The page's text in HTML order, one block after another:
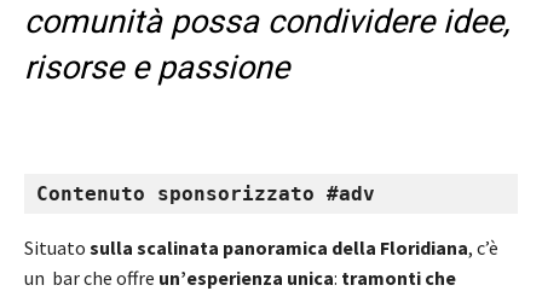
comunità possa condividere idee,
risorse e passione
Contenuto sponsorizzato #adv
Situato sulla scalinata panoramica della Floridiana, c’è
un bar che offre un’esperienza unica: tramonti che